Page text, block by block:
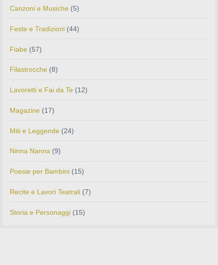
Canzoni e Musiche (5)
Feste e Tradizioni (44)
Fiabe (57)
Filastrocche (8)
Lavoretti e Fai da Te (12)
Magazine (17)
Miti e Leggende (24)
Ninna Nanna (9)
Poesie per Bambini (15)
Recite e Lavori Teatrali (7)
Storia e Personaggi (15)